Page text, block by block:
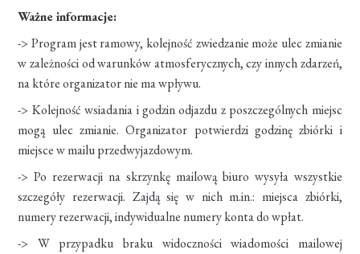
Ważne informacje:
-> Program jest ramowy, kolejność zwiedzanie może ulec zmianie
w zależności od warunków atmosferycznych, czy innych zdarzeń,
na które organizator nie ma wpływu.
-> Kolejność wsiadania i godzin odjazdu z poszczególnych miejsc
mogą ulec zmianie. Organizator potwierdzi godzinę zbiórki i
miejsce w mailu przedwyjazdowym.
-> Po rezerwacji na skrzynkę mailową biuro wysyła wszystkie
szczegóły rezerwacji. Zajdą się w nich m.in.: miejsca zbiórki,
numery rezerwacji, indywidualne numery konta do wpłat.
-> W przypadku braku widoczności wiadomości mailowej